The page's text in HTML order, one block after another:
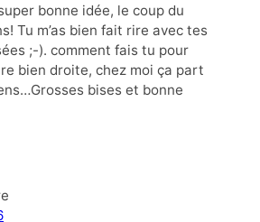
bonne idée, le coup du
Tu m’as bien fait rire avec tes
;-). comment fais tu pour
bien droite, chez moi ça part
bises et bonne